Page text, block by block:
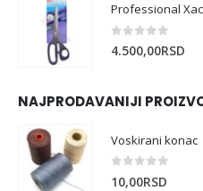
Professional
4.500,00RSD
NAJPRODAVANIJI
Voskirani konac
10,00RSD